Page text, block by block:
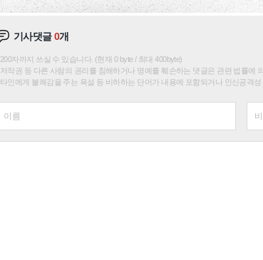
기사댓글0개
200자까지 쓰실 수 있습니다. (현재 0 byte / 최대 400byte)
저작권 등 다른 사람의 권리를 침해하거나 명예를 훼손하는 댓글은 관련 법률에
타인에게 불쾌감을 주는 욕설 등 비하하는 단어가 내용에 포함되거나 인신공격